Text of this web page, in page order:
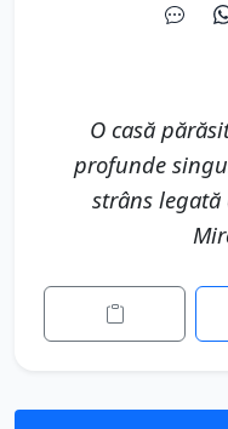
O casă
profunde
strâns